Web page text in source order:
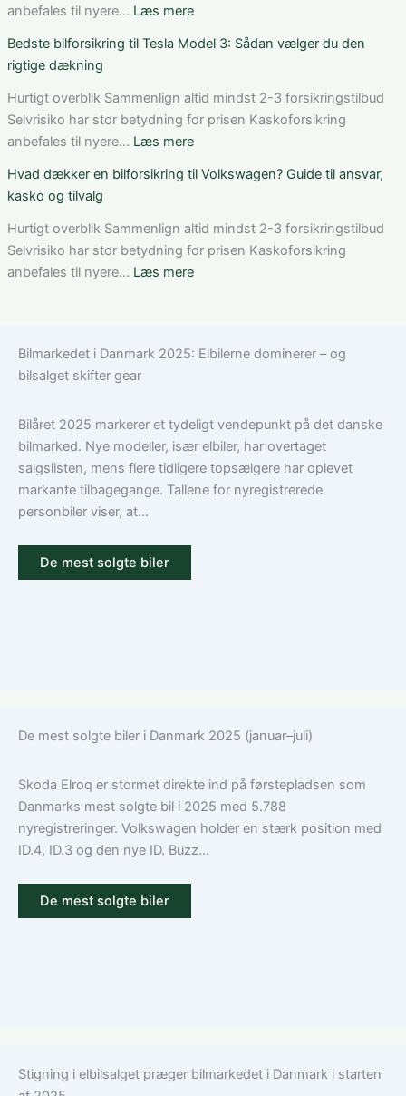
dækning
vilkår
Mercedes
Klasse:
pris
og
valg
den
løsning
anbefales til nyere… Læs mere:
får
rabat
på
bilforsikring
ung
Bedste bilforsikring til Tesla Model 3: Sådan vælger du den
rigtige dækning
Hurtigt overblik Sammenlign altid mindst 2-3 forsikringstilbud
Selvrisiko har stor betydning for prisen Kaskoforsikring
anbefales til nyere… Læs mere:
bilforsikring
Tesla
Model
3:
den
Hvad dækker en bilforsikring til Volkswagen? Guide til ansvar,
kasko og tilvalg
Hurtigt overblik Sammenlign altid mindst 2-3 forsikringstilbud
Selvrisiko har stor betydning for prisen Kaskoforsikring
anbefales til nyere… Læs mere:
bilforsikring
Guide
til
ansvar,
kasko
Bilmarkedet i Danmark 2025: Elbilerne dominerer – og
bilsalget skifter gear
Bilåret 2025 markerer et tydeligt vendepunkt på det danske
bilmarked. Nye modeller, især elbiler, har overtaget
salgslisten, mens flere tidligere topsælgere har oplevet
markante tilbagegange. Tallene for nyregistrerede
personbiler viser, at...
De mest solgte biler
De mest solgte biler i Danmark 2025 (januar–juli)
Skoda Elroq er stormet direkte ind på førstepladsen som
Danmarks mest solgte bil i 2025 med 5.788
nyregistreringer. Volkswagen holder en stærk position med
ID.4, ID.3 og den nye ID. Buzz...
De mest solgte biler
Stigning i elbilsalget præger bilmarkedet i Danmark i starten